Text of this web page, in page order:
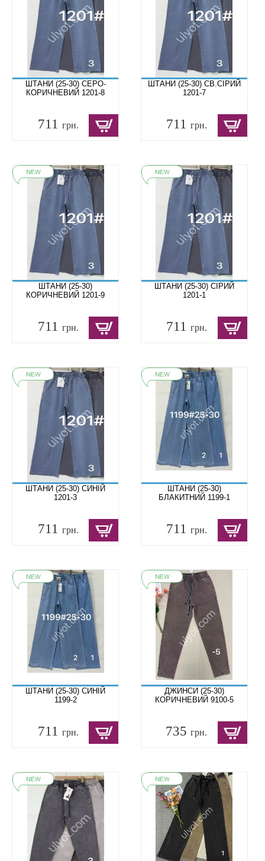
ШТАНИ (25-30) СЕРО-
КОРИЧНЕВИЙ 1201-8
711 грн.
ШТАНИ (25-30) СВ.СІРИЙ
1201-7
711грн.
ШТАНИ (25-30)
КОРИЧНЕВИЙ 1201-9
711 грн.
ШТАНИ (25-30) СІРИЙ
1201-1
711грн.
ШТАНИ (25-30) СИНІЙ
1201-3
711 грн.
ШТАНИ (25-30)
БЛАКИТНИЙ 1199-1
711грн.
ШТАНИ (25-30) СИНІЙ
1199-2
711 грн.
ДЖИНСИ (25-30)
КОРИЧНЕВИЙ 9100-5
735грн.